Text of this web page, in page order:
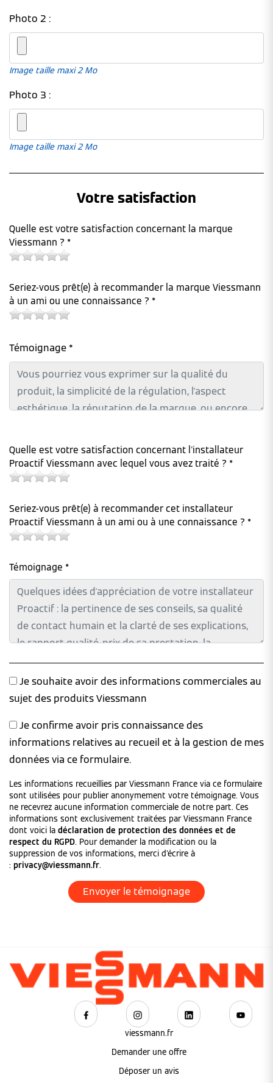
Photo 2 :
Image taille maxi 2 Mo
Photo 3 :
Image taille maxi 2 Mo
Votre satisfaction
Quelle est votre satisfaction concernant la marque
Viessmann ? *
Seriez-vous prêt(e) à recommander la marque Viessmann
à un ami ou une connaissance ? *
Témoignage *
Quelle est votre satisfaction concernant l'installateur
Proactif Viessmann avec lequel vous avez traité ? *
Seriez-vous prêt(e) à recommander cet installateur
Proactif Viessmann à un ami ou à une connaissance ? *
Témoignage *
Je souhaite avoir des informations commerciales au
sujet des produits Viessmann
Je confirme avoir pris connaissance des
informations relatives au recueil et à la gestion de mes
données via ce formulaire.
Les informations recueillies par Viessmann France via ce formulaire
sont utilisées pour publier anonymement votre témoignage. Vous
ne recevrez aucune information commerciale de notre part. Ces
informations sont exclusivement traitées par Viessmann France
dont voici la déclaration de protection des données et de
respect du RGPD. Pour demander la modification ou la
suppression de vos informations, merci d'écrire à
: privacy@viessmann.fr.
viessmann.fr
Demander une offre
Déposer un avis